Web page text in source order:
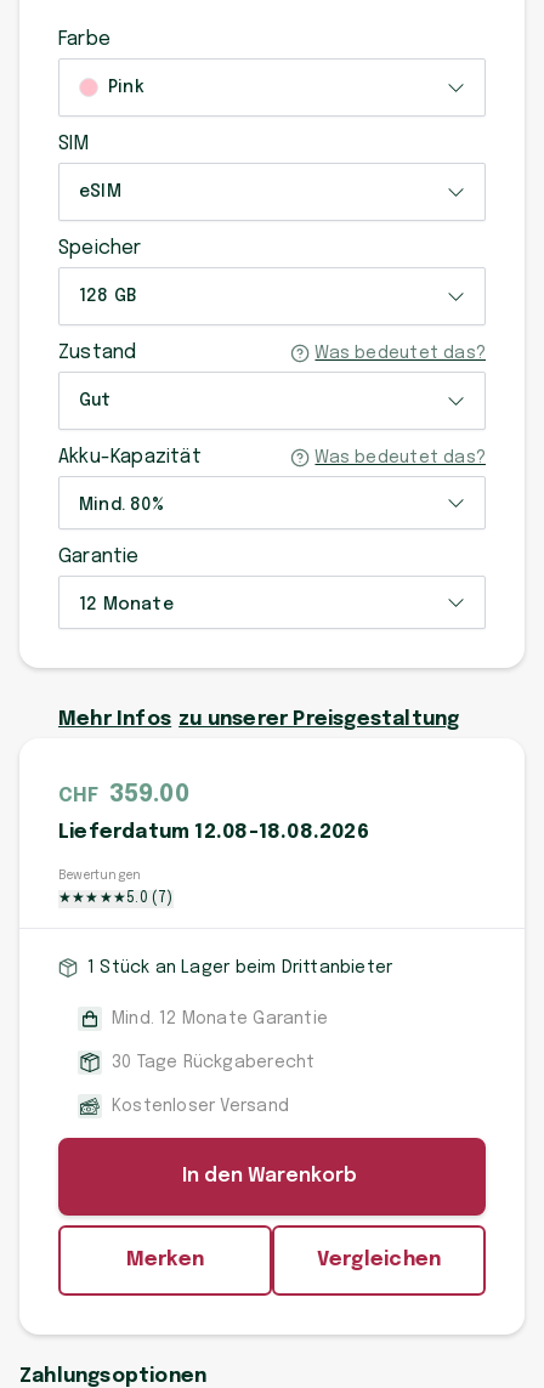
Farbe
Pink
SIM
eSIM
Speicher
128 GB
Zustand Was bedeutet das?
Gut
Akku-Kapazität Was bedeutet das?
Mind. 80%
Garantie
12 Monate
Mehr Infos zu unserer Preisgestaltung
CHF 359.00
Lieferdatum 12.08-18.08.2026
Bewertungen
★★★ ★★5.0 ( 7 )
1 Stück an Lager beim Drittanbieter
Mind. 12 Monate Garantie
30 Tage Rückgaberecht
Kostenloser Versand
In den Warenkorb
Merken Vergleichen
Zahlungsoptionen